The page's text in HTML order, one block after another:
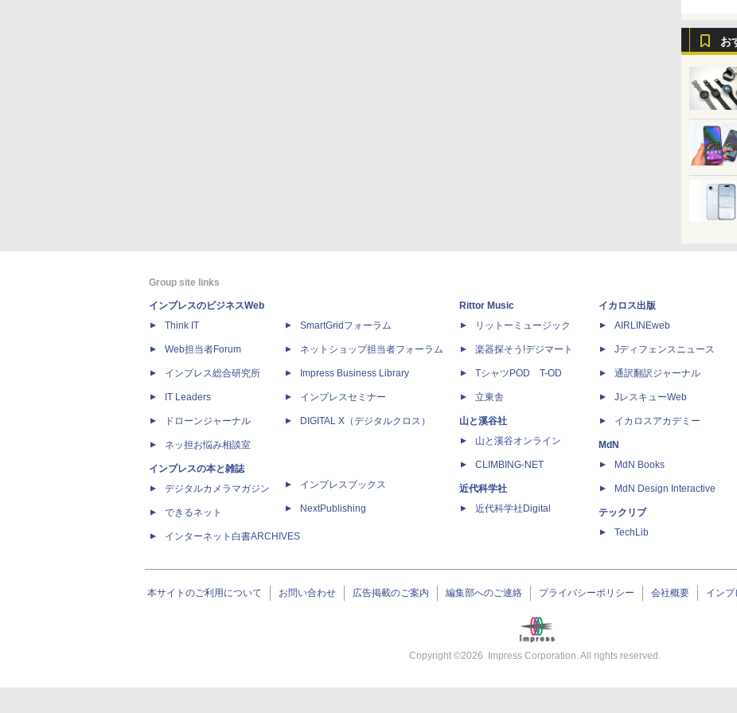
お
Group site links
インプレスのビジネスWeb
Think IT
Web担当者Forum
インプレス総合研究所
IT Leaders
ドローンジャーナル
ネッ担お悩み相談室
インプレスの本と雑誌
デジタルカメラマガジン
できるネット
インターネット白書ARCHIVES
SmartGridフォーラム
ネットショップ担当者フォーラム
Impress Business Library
インプレスセミナー
DIGITAL X（デジタルクロス）
インプレスブックス
NextPublishing
Rittor Music
リットーミュージック
楽器探そう!デジマート
TシャツPOD T-OD
立東舎
山と溪谷社
山と溪谷オンライン
CLIMBING-NET
近代科学社
近代科学社Digital
イカロス出版
AIRLINEweb
Jディフェンスニュース
通訳翻訳ジャーナル
JレスキューWeb
イカロスアカデミー
MdN
MdN Books
MdN Design Interactive
テックリブ
TechLib
本サイトのご利用について お問い合わせ 広告掲載のご案内 編集部へのご連絡 プライバシーポリシー 会社概要 イン
Copyright ©2026 Impress Corporation. All rights reserved.